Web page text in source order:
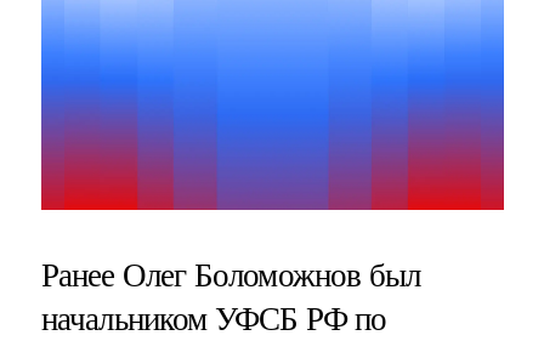
Ранее Олег Боломожнов был
начальником УФСБ РФ по